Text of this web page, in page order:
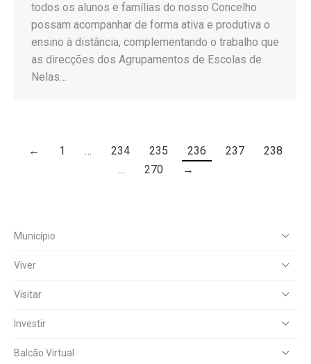
todos os alunos e famílias do nosso Concelho
possam acompanhar de forma ativa e produtiva o
ensino à distância, complementando o trabalho que
as direcções dos Agrupamentos de Escolas de
Nelas…
← 1 … 234 235 236 237
238
…
270 →
Município
Viver
Visitar
Investir
Balcão Virtual